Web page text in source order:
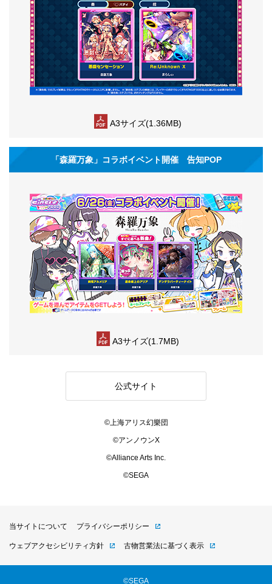
A3サイズ(1.36MB)
「森羅万象」コラボイベント開催 告知POP
A3サイズ(1.7MB)
公式サイト
©上海アリス幻樂団
©アンノウンX
©Alliance Arts Inc.
©SEGA
当サイトについて プライバシーポリシー
ウェブアクセシビリティ方針 古物営業法に基づく表示
©SEGA